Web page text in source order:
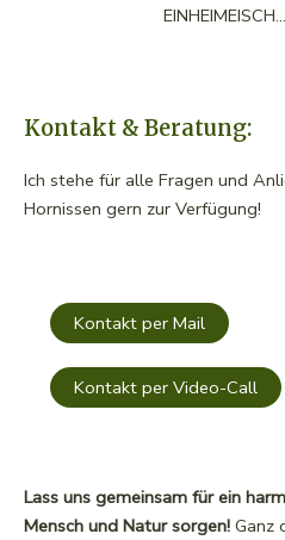
Kontakt & Beratung:
Ich stehe für alle Fragen und
Hornissen gern zur Verfügung!
Kontakt per Mail
Kontakt per Video-Call
Lass uns gemeinsam für ein
Mensch und Natur sorgen! Ganz